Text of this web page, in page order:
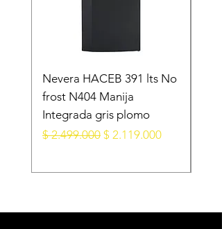
Nevera HACEB 391 lts No
frost N404 Manija
Integrada gris plomo
Precio
$ 2.499.000 Precio de oferta
$ 2.119.000